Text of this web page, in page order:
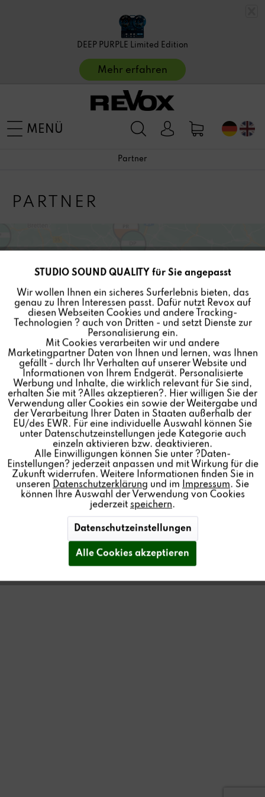
DEEP PURPLE Limited Edition
Mehr erfahren
MENÜ
Partner
PARTNER
REVOX-PROJEKT-PARTNER
KOOPERATIONSPARTNER
Funktionale Aktiv
Marketing Inaktiv
Tracking Inaktiv
Personalisierung Inaktiv
Service Inaktiv
STUDIO SOUND QUALITY für Sie angepasst
Wir wollen Ihnen ein sicheres Surferlebnis bieten, das
genau zu Ihren Interessen passt. Dafür nutzt Revox auf
diesen Webseiten Cookies und andere Tracking-
Technologien ? auch von Dritten - und setzt Dienste zur
Personalisierung ein.
Mit Cookies verarbeiten wir und andere
Marketingpartner Daten von Ihnen und lernen, was Ihnen
gefällt - durch Ihr Verhalten auf unserer Website und
Informationen von Ihrem Endgerät. Personalisierte
Werbung und Inhalte, die wirklich relevant für Sie sind,
erhalten Sie mit ?Alles akzeptieren?. Hier willigen Sie der
Verwendung aller Cookies ein sowie der Weitergabe und
der Verarbeitung Ihrer Daten in Staaten außerhalb der
EU/des EWR. Für eine individuelle Auswahl können Sie
unter Datenschutzeinstellungen jede Kategorie auch
einzeln aktivieren bzw. deaktivieren.
Alle Einwilligungen können Sie unter ?Daten-
Einstellungen? jederzeit anpassen und mit Wirkung für die
Zukunft widerrufen. Weitere Informationen finden Sie in
unseren Datenschutzerklärung und im Impressum. Sie
können Ihre Auswahl der Verwendung von Cookies
jederzeit speichern.
Datenschutzeinstellungen
Alle Cookies akzeptieren